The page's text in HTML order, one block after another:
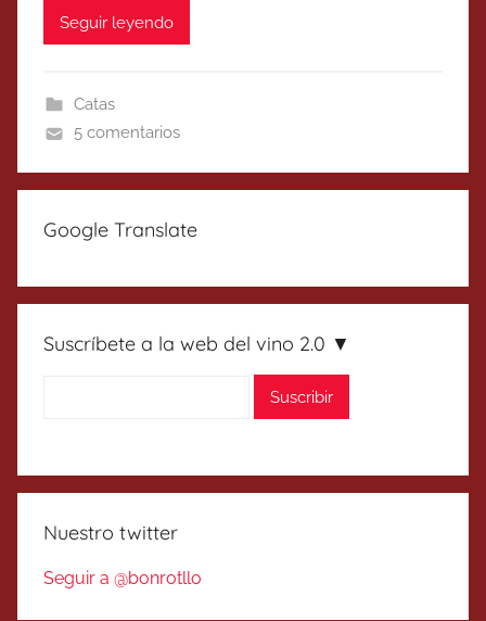
Seguir leyendo
Catas
5 comentarios
Google Translate
Suscríbete a la web del vino 2.0 ▼
Nuestro twitter
Seguir a @bonrotllo